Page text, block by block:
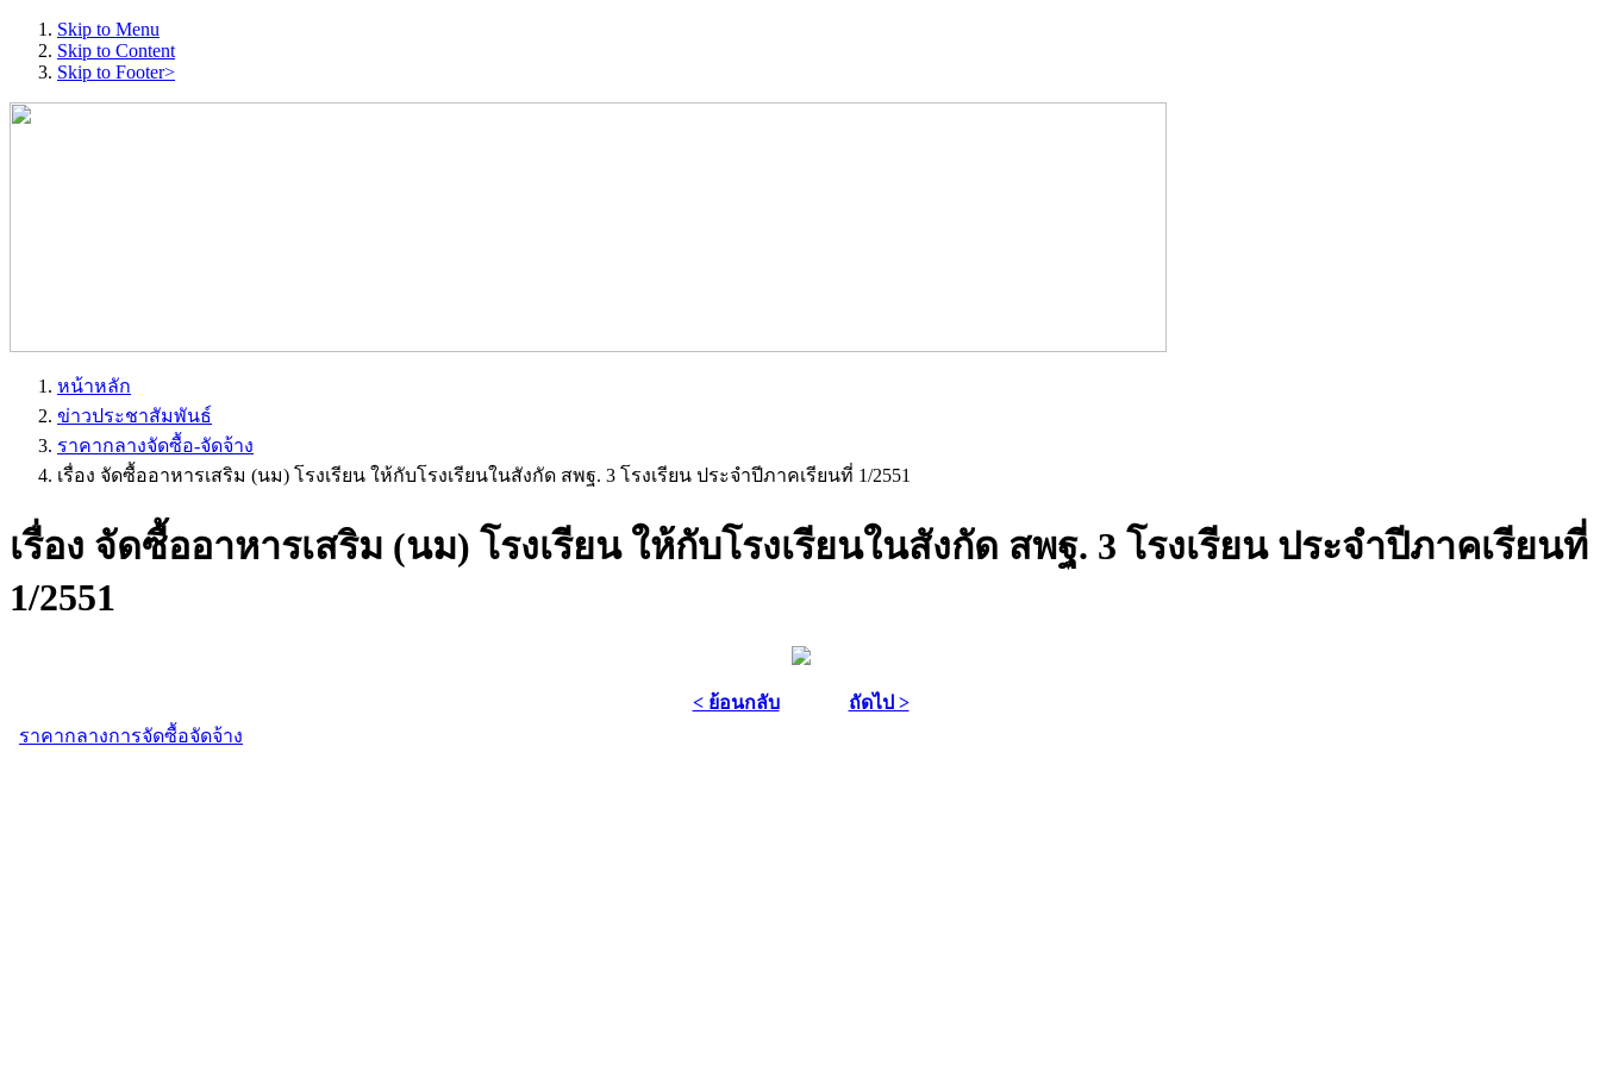
Skip to Menu
Skip to Content
Skip to Footer>
หน้าหลัก
ข่าวประชาสัมพันธ์
ราคากลางจัดซื้อ-จัดจ้าง
เรื่อง จัดซื้ออาหารเสริม (นม) โรงเรียน ให้กับโรงเรียนในสังกัด สพฐ. 3 โรงเรียน ประจำปีภาคเรียนที่ 1/2551
เรื่อง จัดซื้ออาหารเสริม (นม) โรงเรียน ให้กับโรงเรียนในสังกัด สพฐ. 3 โรงเรียน ประจำปีภาคเรียนที่
1/2551
< ย้อนกลับ
ถัดไป >
ราคากลางการจัดซื้อจัดจ้าง